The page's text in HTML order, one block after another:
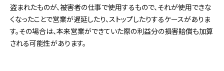
盗まれたものが、被害者の仕事で使用するもので、それが使用できな
くなったことで営業が遅延したり、ストップしたりするケースがありま
す。その場合は、本来営業ができていた際の利益分の損害賠償も加算
される可能性があります。